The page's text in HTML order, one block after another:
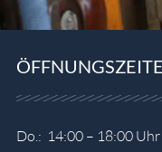
Do.: 14:00 – 18:00 Uhr